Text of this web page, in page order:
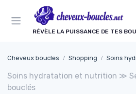
RÉVÈLE LA PUISSANCE DE TES
Cheveux boucles Shopping Soins
Soins hydratation et nutrition ≫
bouclés
Panneau de gestion des cookies